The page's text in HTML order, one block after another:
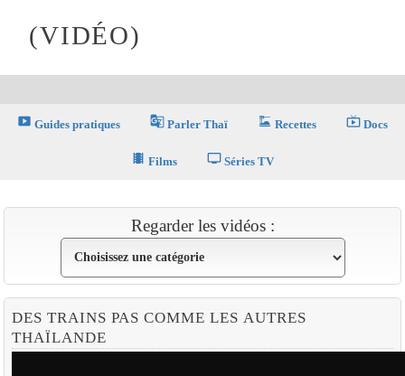
(VIDÉO)
smart_display Guides pratiques g_translate Parler Thaï dinner_dining Recettes live_tv Docs
theaters Films tv Séries TV
Regarder les vidéos :
DES TRAINS PAS COMME LES AUTRES
THAÏLANDE